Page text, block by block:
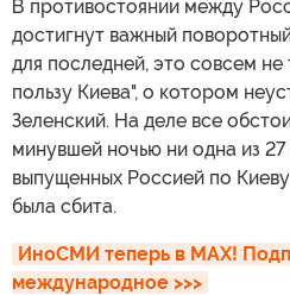
В противостоянии между
достигнут важный
для последней, это совсем
пользу Киева", о котором
Зеленский. На деле все
минувшей ночью ни одна из 27
выпущенных Россией по
была сбита.
ИноСМИ теперь в MAX!
международное >>>